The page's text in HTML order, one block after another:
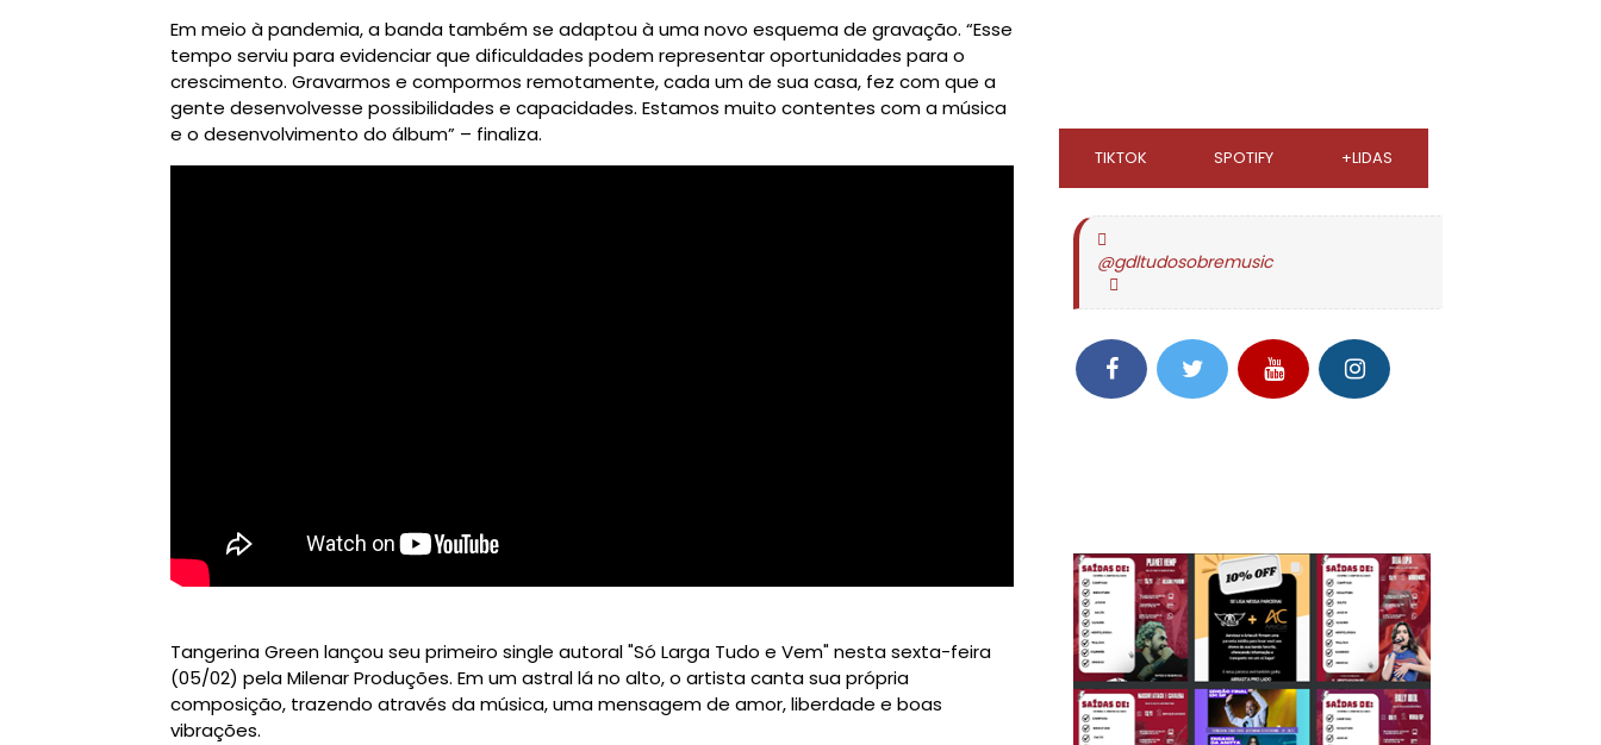
Em meio à pandemia, a banda também se adaptou à uma novo esquema de gravação. “Esse
tempo serviu para evidenciar que dificuldades podem representar oportunidades para o
crescimento. Gravarmos e compormos remotamente, cada um de sua casa, fez com que a
gente desenvolvesse possibilidades e capacidades. Estamos muito contentes com a música
e o desenvolvimento do álbum” – finaliza.
Tangerina Green lançou seu primeiro single autoral "Só Larga Tudo e Vem" nesta sexta-feira
(05/02) pela Milenar Produções. Em um astral lá no alto, o artista canta sua própria
composição, trazendo através da música, uma mensagem de amor, liberdade e boas
vibrações.
TIKTOK SPOTIFY +LIDAS
@gdltudosobremusic